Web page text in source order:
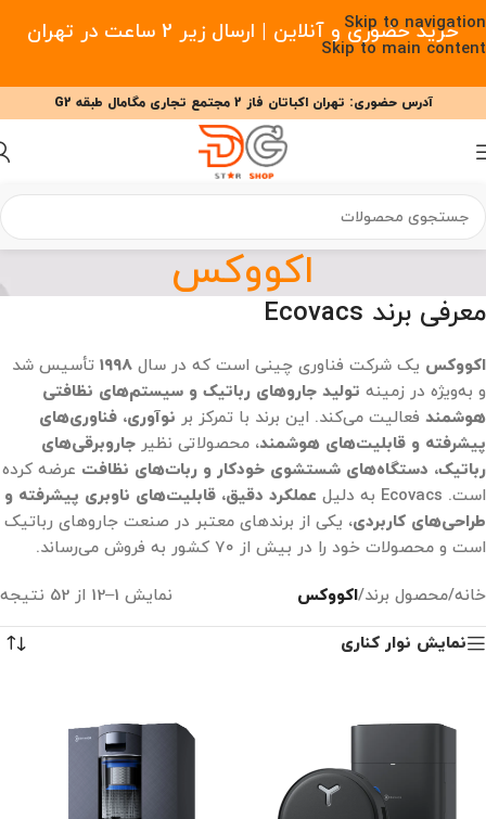
Skip to navigation
Skip to main content
خرید حضوری و آنلاین | ارسال زیر 2 ساعت در تهران
09377477910 - 09127708341 علیزاده
آدرس حضوری: تهران اکباتان فاز 2 مجتمع تجاری مگامال طبقه G2
اکووکس
معرفی برند Ecovacs
اکووکس یک شرکت فناوری چینی است که در سال ۱۹۹۸ تأسیس شد
و به‌ویژه در زمینه تولید جاروهای رباتیک و سیستم‌های نظافتی
هوشمند فعالیت می‌کند. این برند با تمرکز بر نوآوری، فناوری‌های
پیشرفته و قابلیت‌های هوشمند، محصولاتی نظیر جاروبرقی‌های
رباتیک، دستگاه‌های شستشوی خودکار و ربات‌های نظافت عرضه کرده
است. Ecovacs به دلیل
عملکرد دقیق، قابلیت‌های ناوبری پیشرفته و
طراحی‌های کاربردی، یکی از برندهای معتبر در صنعت جاروهای رباتیک
است و محصولات خود را در بیش از ۷۰ کشور به فروش می‌رساند.
خانه/محصول برند/اکووکس نمایش 1–12 از 52 نتیجه
نمایش نوار کناری